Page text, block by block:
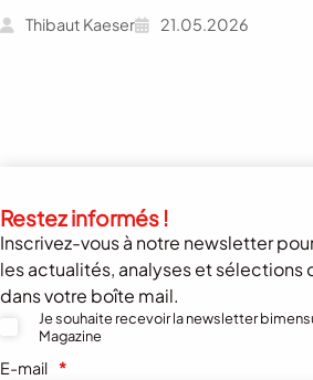
Thibaut Kaeser
21.05.2026
Restez informés !
Inscrivez-vous à notre newsletter
les actualités, analyses et
dans votre boîte mail.
Je souhaite recevoir la newsletter
Magazine
E-mail *